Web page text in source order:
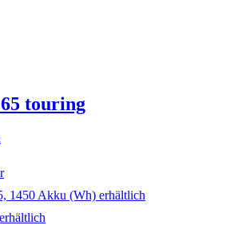
touring
1450 Akku (Wh) erhältlich